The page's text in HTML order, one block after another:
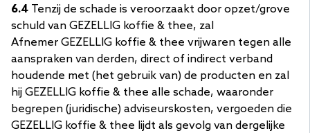
6.4 Tenzij de schade is veroorzaakt door opzet/grove
schuld van GEZELLIG koffie & thee, zal
Afnemer GEZELLIG koffie & thee vrijwaren tegen alle
aanspraken van derden, direct of indirect verband
houdende met (het gebruik van) de producten en zal
hij GEZELLIG koffie & thee alle schade, waaronder
begrepen (juridische) adviseurskosten, vergoeden die
GEZELLIG koffie & thee lijdt als gevolg van dergelijke